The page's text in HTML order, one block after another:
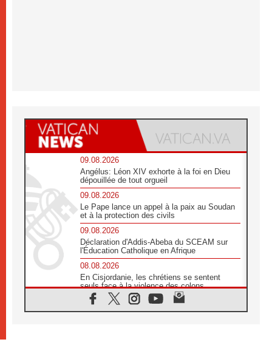
09.08.2026
Angélus: Léon XIV exhorte à la foi en Dieu
dépouillée de tout orgueil
09.08.2026
Le Pape lance un appel à la paix au Soudan
et à la protection des civils
09.08.2026
Déclaration d'Addis-Abeba du SCEAM sur
l'Éducation Catholique en Afrique
08.08.2026
En Cisjordanie, les chrétiens se sentent
seuls face à la violence des colons
08.08.2026
Léon XIV au sanctuaire de Notre Dame du